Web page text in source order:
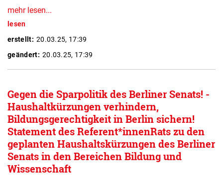
mehr lesen...
lesen
erstellt: 20.03.25, 17:39
geändert: 20.03.25, 17:39
Gegen die Sparpolitik des Berliner Senats! -
Haushaltkürzungen verhindern,
Bildungsgerechtigkeit in Berlin sichern!
Statement des Referent*innenRats zu den
geplanten Haushaltskürzungen des Berliner
Senats in den Bereichen Bildung und
Wissenschaft